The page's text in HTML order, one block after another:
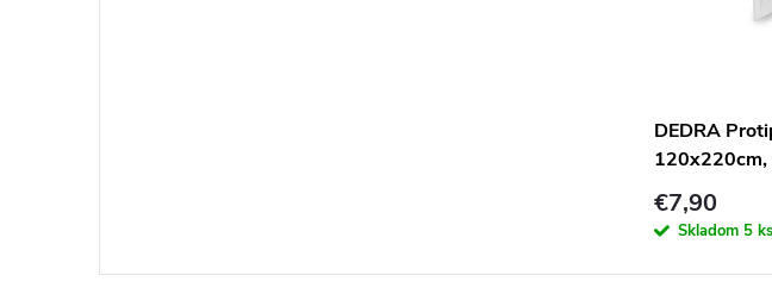
DEDRA
120x220cm,
€7,90
Skladom 5 ks